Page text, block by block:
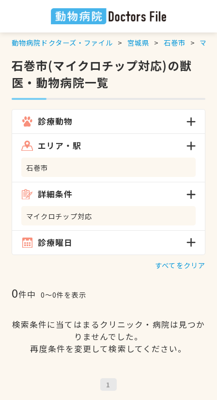
動物病院ドクターズ・ファイル 宮城県 石巻市 マイ
石巻市(マイクロチップ対応)の獣
医・動物病院一覧
診療動物
エリア・駅
石巻市
詳細条件
マイクロチップ対応
診療曜日
すべてをクリア
0件中 0〜0件を表示
検索条件に当てはまるクリニック・病院は見つか
りませんでした。
再度条件を変更して検索してください。
1